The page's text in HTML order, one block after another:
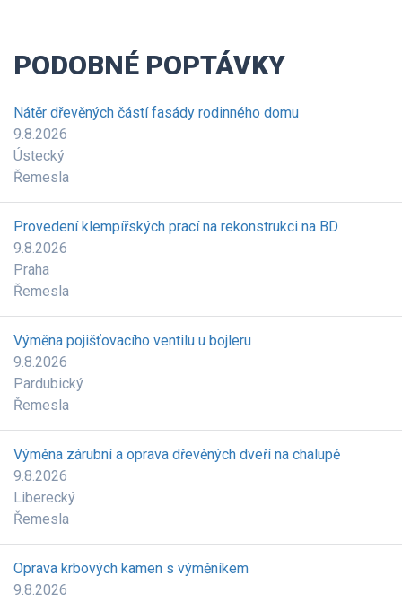
PODOBNÉ POPTÁVKY
Nátěr dřevěných částí fasády rodinného domu
9.8.2026
Ústecký
Řemesla
Provedení klempířských prací na rekonstrukci na BD
9.8.2026
Praha
Řemesla
Výměna pojišťovacího ventilu u bojleru
9.8.2026
Pardubický
Řemesla
Výměna zárubní a oprava dřevěných dveří na chalupě
9.8.2026
Liberecký
Řemesla
Oprava krbových kamen s výměníkem
9.8.2026